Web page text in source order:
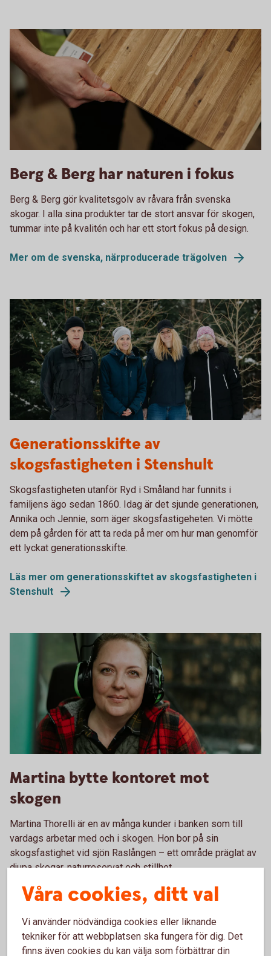
Berg & Berg har naturen i fokus
Berg & Berg gör kvalitetsgolv av råvara från svenska
skogar. I alla sina produkter tar de stort ansvar för skogen,
tummar inte på kvalitén och har ett stort fokus på design.
Mer om de svenska, närproducerade trägolven
Generationsskifte1
Generationsskifte av
skogsfastigheten i Stenshult
Skogsfastigheten utanför Ryd i Småland har funnits i
familjens ägo sedan 1860. Idag är det sjunde generationen,
Annika och Jennie, som äger skogsfastigeheten. Vi mötte
dem på gården för att ta reda på mer om hur man genomför
ett lyckat generationsskifte.
Läs mer om generationsskiftet av skogsfastigheten i
Stenshult
Martina bytte kontoret mot
skogen
Martina Thorelli är en av många kunder i banken som till
vardags arbetar med och i skogen. Hon bor på sin
skogsfastighet vid sjön Raslången – ett område präglat av
djupa skogar, naturreservat och stillhet.
Läs om vårt möte med Martina
Våra cookies, ditt val
Vi använder nödvändiga cookies eller liknande
tekniker för att webbplatsen ska fungera för dig. Det
finns även cookies du kan välja som förbättrar din